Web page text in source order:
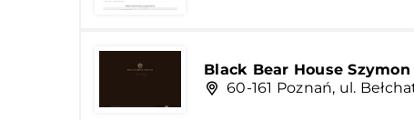
Black Bear House
60-161 Poznań, ul.